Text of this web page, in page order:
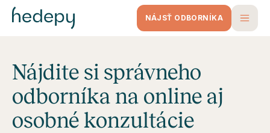
NÁJSŤ ODBORNÍKA
Nájdite si správneho
odborníka na online aj
osobné konzultácie